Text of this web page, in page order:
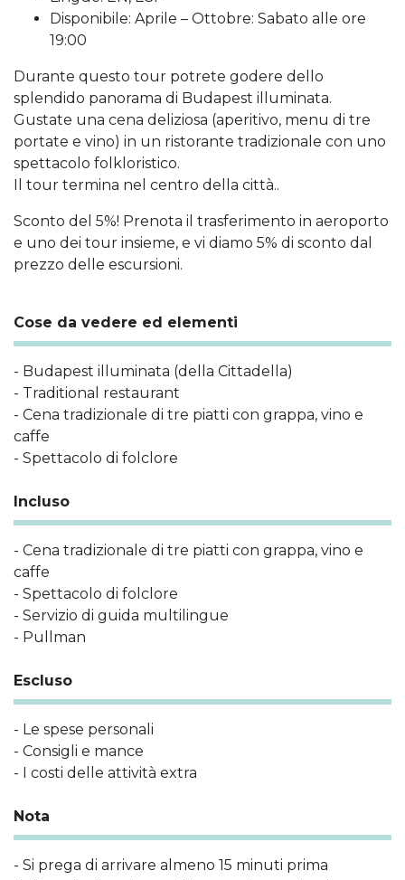
Disponibile: Aprile – Ottobre: Sabato alle ore
19:00
Durante questo tour potrete godere dello
splendido panorama di Budapest illuminata.
Gustate una cena deliziosa (aperitivo, menu di tre
portate e vino) in un ristorante tradizionale con uno
spettacolo folkloristico.
Il tour termina nel centro della città..
Sconto del 5%! Prenota il trasferimento in aeroporto
e uno dei tour insieme, e vi diamo 5% di sconto dal
prezzo delle escursioni.
Cose da vedere ed elementi
- Budapest illuminata (della Cittadella)
- Traditional restaurant
- Cena tradizionale di tre piatti con grappa, vino e
caffe
- Spettacolo di folclore
Incluso
- Cena tradizionale di tre piatti con grappa, vino e
caffe
- Spettacolo di folclore
- Servizio di guida multilingue
- Pullman
Escluso
- Le spese personali
- Consigli e mance
- I costi delle attività extra
Nota
- Si prega di arrivare almeno 15 minuti prima